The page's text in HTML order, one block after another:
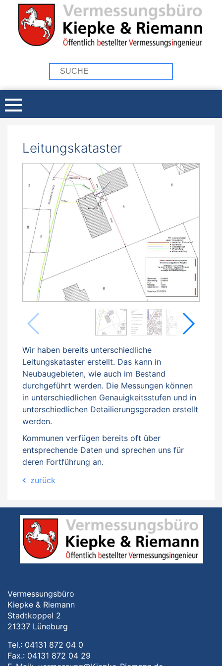
Leitungskataster
Wir haben bereits unterschiedliche
Leitungskataster erstellt. Das kann in
Neubaugebieten, wie auch im Bestand
durchgeführt werden. Die Messungen können
in unterschiedlichen Genauigkeitsstufen und in
unterschiedlichen Detailierungsgeraden erstellt
werden.
Kommunen verfügen bereits oft über
entsprechende Daten und sprechen uns für
deren Fortführung an.
zurück
Vermessungsbüro
Kiepke & Riemann
Stadtkoppel 2
21337 Lüneburg
Tel.: 04131 872 04 0
Fax.: 04131 872 04 29